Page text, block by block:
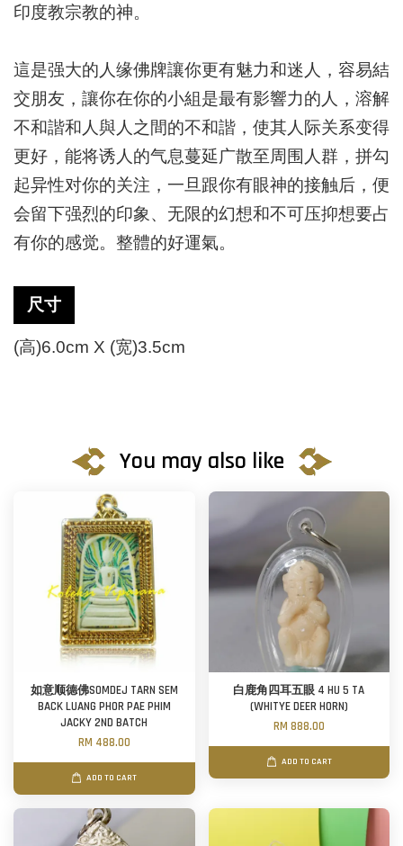
印度教宗教的神。
這是强大的人缘佛牌讓你更有魅力和迷人，容易結
交朋友，讓你在你的小組是最有影響力的人，溶解
不和諧和人與人之間的不和諧，使其人际关系变得
更好，能将诱人的气息蔓延广散至周围人群，拼勾
起异性对你的关注，一旦跟你有眼神的接触后，便
会留下强烈的印象、无限的幻想和不可压抑想要占
有你的感觉。整體的好運氣。
尺寸
(高)6.0cm X (宽)3.5cm
You may also like
如意顺德佛SOMDEJ TARN SEM
BACK LUANG PHOR PAE PHIM
JACKY 2ND BATCH
RM 488.00
ADD TO CART
白鹿角四耳五眼 4 HU 5 TA
(WHITYE DEER HORN)
RM 888.00
ADD TO CART